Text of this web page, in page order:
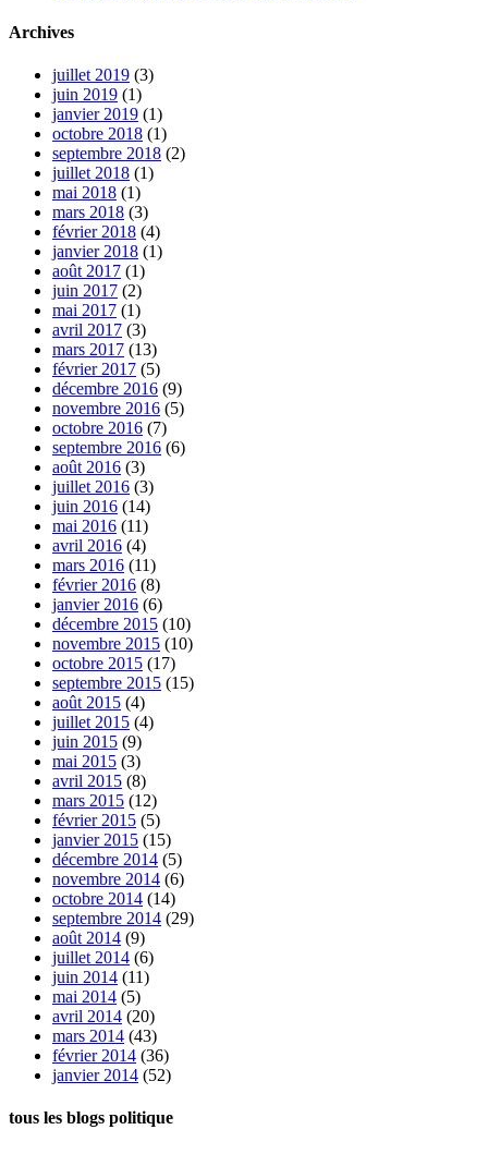
Archives
juillet 2019 (3)
juin 2019 (1)
janvier 2019 (1)
octobre 2018 (1)
septembre 2018 (2)
juillet 2018 (1)
mai 2018 (1)
mars 2018 (3)
février 2018 (4)
janvier 2018 (1)
août 2017 (1)
juin 2017 (2)
mai 2017 (1)
avril 2017 (3)
mars 2017 (13)
février 2017 (5)
décembre 2016 (9)
novembre 2016 (5)
octobre 2016 (7)
septembre 2016 (6)
août 2016 (3)
juillet 2016 (3)
juin 2016 (14)
mai 2016 (11)
avril 2016 (4)
mars 2016 (11)
février 2016 (8)
janvier 2016 (6)
décembre 2015 (10)
novembre 2015 (10)
octobre 2015 (17)
septembre 2015 (15)
août 2015 (4)
juillet 2015 (4)
juin 2015 (9)
mai 2015 (3)
avril 2015 (8)
mars 2015 (12)
février 2015 (5)
janvier 2015 (15)
décembre 2014 (5)
novembre 2014 (6)
octobre 2014 (14)
septembre 2014 (29)
août 2014 (9)
juillet 2014 (6)
juin 2014 (11)
mai 2014 (5)
avril 2014 (20)
mars 2014 (43)
février 2014 (36)
janvier 2014 (52)
tous les blogs politique